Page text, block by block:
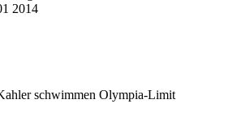
schwimmen Olympia-Limit